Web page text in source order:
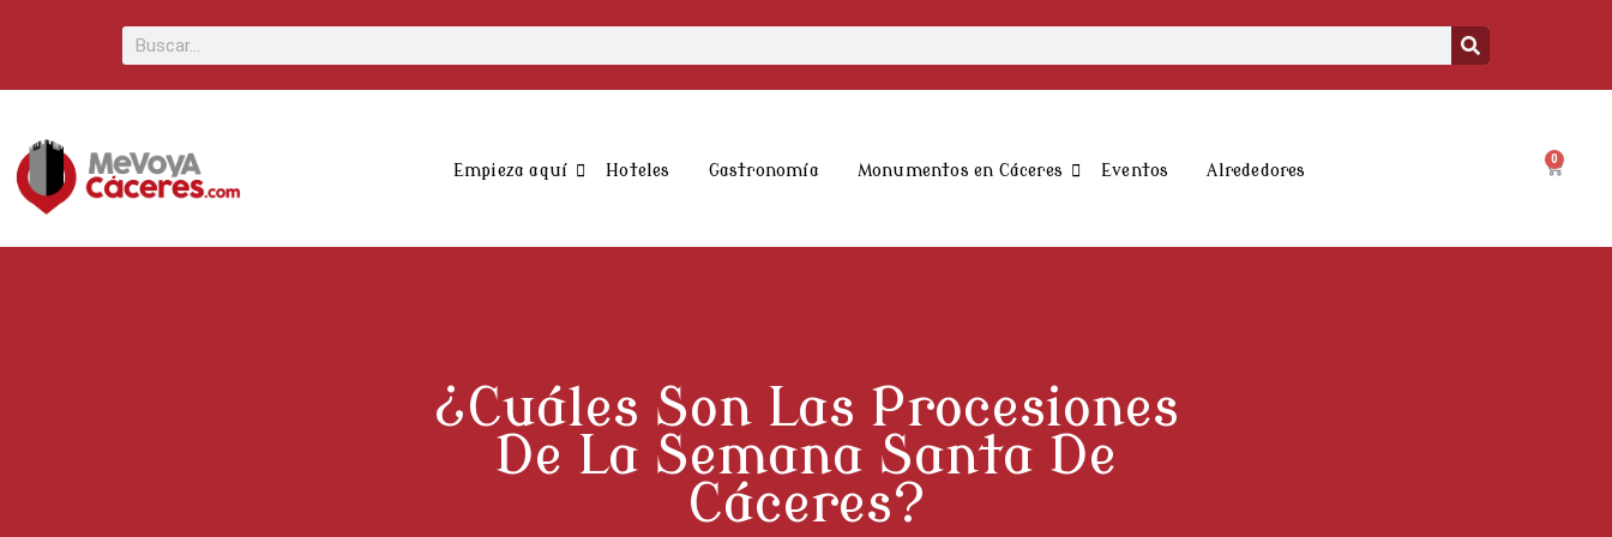
Buscar
Empieza aquí Hoteles Gastronomía Monumentos en Cáceres Eventos Alrededores
0
Carrito
¿Cuáles Son Las Procesiones
De La Semana Santa De
Cáceres?
Scroll